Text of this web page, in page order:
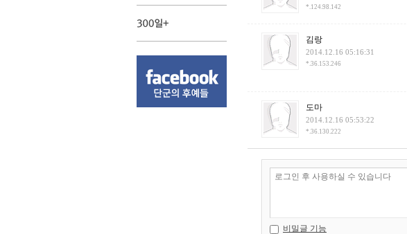
*.124.98.142
김랑
2014.12.16 05:16:31
*.36.153.246
도마
2014.12.16 05:53:22
*.36.130.222
비밀글 기능